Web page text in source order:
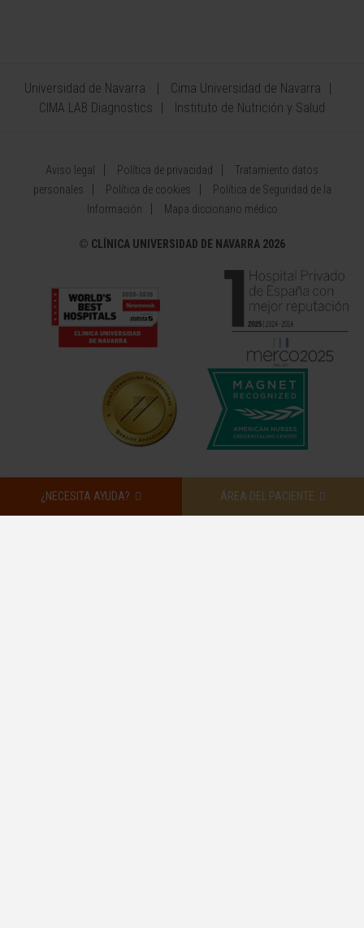
¿NECESITA AYUDA? ÁREA DEL PACIENTE
Universidad de Navarra
Cima Universidad de Navarra
CIMA LAB Diagnostics
Instituto de Nutrición y Salud
Aviso legal Política de privacidad
Tratamiento datos
personales
Política de cookies
Política de Seguridad de la
Información
Mapa diccionario médico
© CLÍNICA UNIVERSIDAD DE NAVARRA 2026